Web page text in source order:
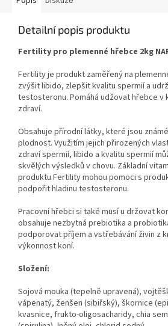
Detailní popis produktu
Fertility pro plemenné hřebce 2kg
Fertility je produkt zaměřený na
zvýšit libido, zlepšit kvalitu spermií a
testosteronu. Pomáhá udžovat hřebce v
zdraví.
Obsahuje přírodní látky, které jsou
plodnost. Využitím jejich přirozených
zdraví spermií, libido a kvalitu spermií
skvělých výsledků v chovu. Základní
produktu Fertility mohou pomoci s
podpořit hladinu testosteronu.
Pracovní hřebci si také musí u držovat
obsahuje nezbytná prebiotika a
podporovat příjem a vstřebávání živin z
výkonnost koní.
Složení:
Sojová mouka (tepelně upravená),
vápenatý, ženšen (sibiřský), škornice
kvasnice, frukto-oligosacharidy, chia